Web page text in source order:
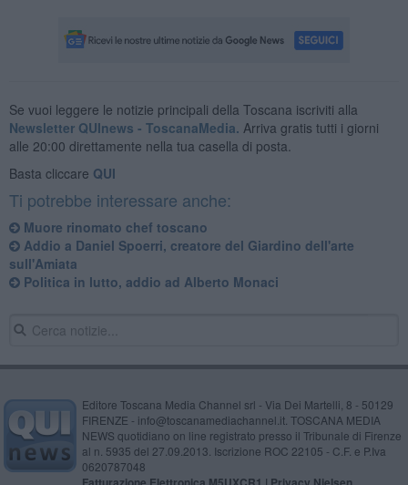
Se vuoi leggere le notizie principali della Toscana iscriviti alla
Newsletter QUInews - ToscanaMedia. Arriva gratis tutti i giorni
alle 20:00 direttamente nella tua casella di posta.
Basta cliccare QUI
Ti potrebbe interessare anche:
Muore rinomato chef toscano
Addio a Daniel Spoerri, creatore del Giardino dell'arte
sull'Amiata
Politica in lutto, addio ad Alberto Monaci
Editore Toscana Media Channel srl - Via Dei Martelli, 8 - 50129
FIRENZE - info@toscanamediachannel.it. TOSCANA MEDIA
NEWS quotidiano on line registrato presso il Tribunale di Firenze
al n. 5935 del 27.09.2013. Iscrizione ROC 22105 - C.F. e P.Iva
0620787048